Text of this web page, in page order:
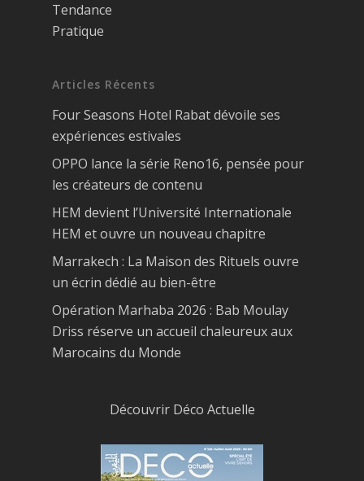
Tendance
Pratique
Articles Récents
Four Seasons Hotel Rabat dévoile ses
expériences estivales
OPPO lance la série Reno16, pensée pour
les créateurs de contenu
HEM devient l’Université Internationale
HEM et ouvre un nouveau chapitre
Marrakech : La Maison des Rituels ouvre
un écrin dédié au bien-être
Opération Marhaba 2026 : Bab Moulay
Driss réserve un accueil chaleureux aux
Marocains du Monde
Découvrir Déco Actuelle